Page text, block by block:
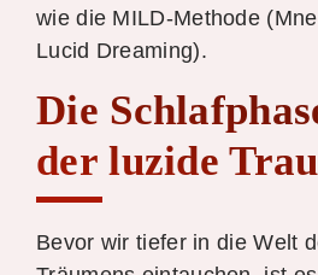
wie die MILD-Methode
Lucid Dreaming).
Die
der luzide
Bevor wir tiefer in die Welt